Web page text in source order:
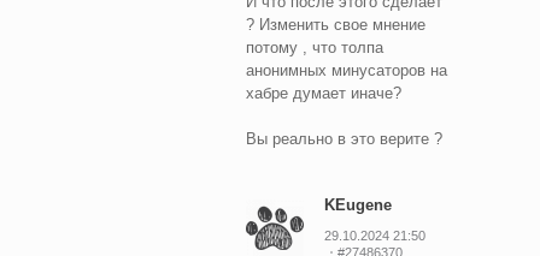
? Изменить свое мнение
потому , что толпа
анонимных минусаторов на
хабре думает иначе?
Вы реально в это верите ?
KEugene
29.10.2024 21:50
#27486370